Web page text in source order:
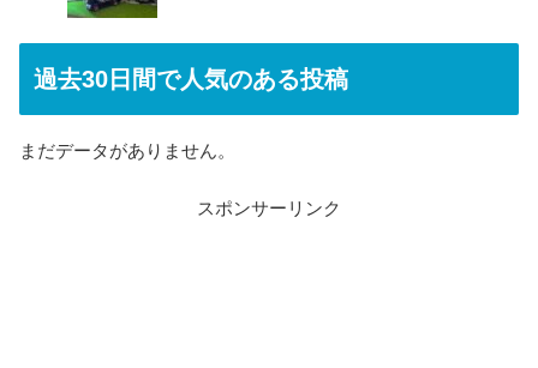
過去30日間で人気のある投稿
まだデータがありません。
スポンサーリンク